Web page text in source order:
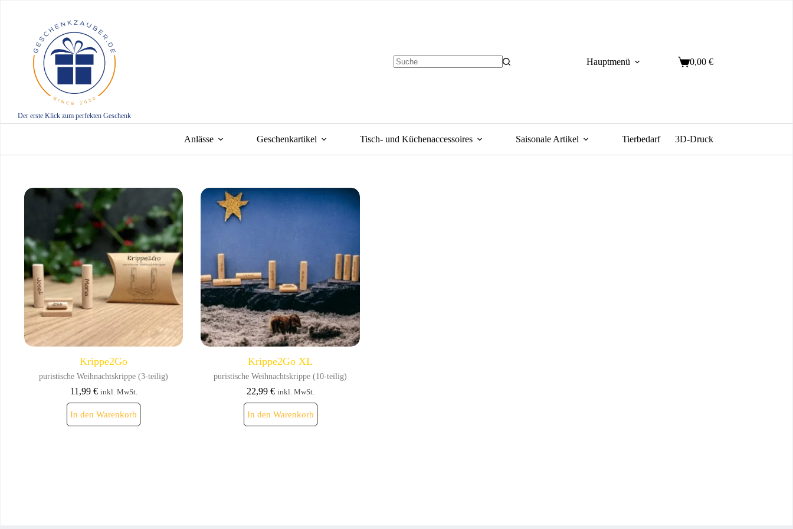
Der erste Klick zum perfekten Geschenk
Hauptmenü Warenkorb
0,00 €
Anlässe Geschenkartikel Tisch- und Küchenaccessoires Saisonale Artikel Tierbedarf 3D-Druck
Krippe2Go
puristische Weihnachtskrippe (3-teilig)
11,99 € inkl. MwSt.
In den Warenkorb
Krippe2Go XL
puristische Weihnachtskrippe (10-teilig)
22,99 € inkl. MwSt.
In den Warenkorb